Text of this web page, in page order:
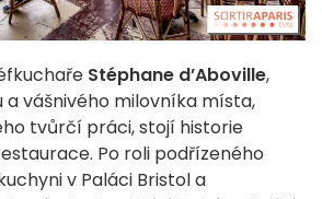
Stéphane d’Aboville,
vášnivého milovníka místa,
tvůrčí práci, stojí historie
Po roli podřízeného
v Paláci Bristol a